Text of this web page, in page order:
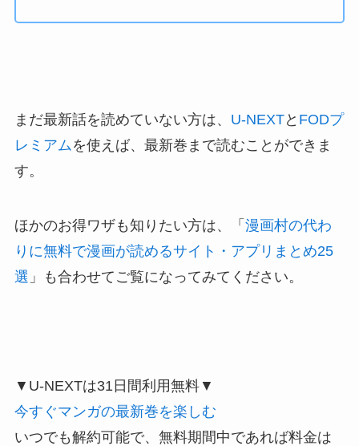
まだ最新話を読めていない方は、 U-NEXTと FODプ
レミアムを使えば、最新巻まで読むことができま
す。
ほかのお得ワザも知りたい方は、「 漫画村の代わ
りに無料で漫画が読めるサイト・アプリまとめ25
選 」も合わせてご覧になってみてください。
▼U-NEXTは31日間利用無料▼
今すぐマンガの最新巻を楽しむ
いつでも解約可能で、無料期間中であれば料金は